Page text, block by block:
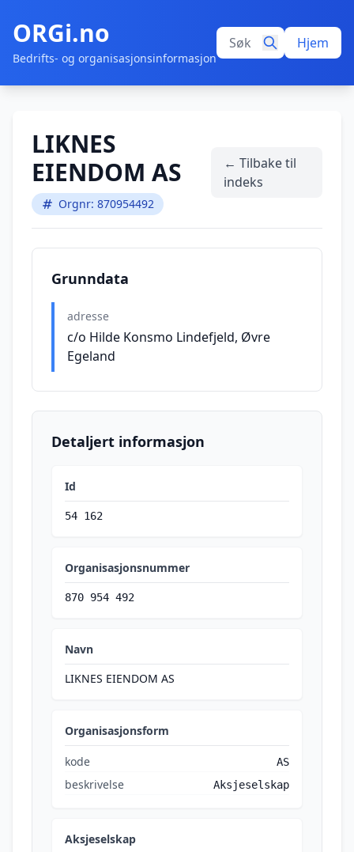
ORGi.no
Bedrifts- og organisasjonsinformasjon
Hjem
LIKNES
EIENDOM AS
Orgnr: 870954492
← Tilbake til
indeks
Grunndata
adresse
c/o Hilde Konsmo Lindefjeld, Øvre
Egeland
Detaljert informasjon
Id
54 162
Organisasjonsnummer
870 954 492
Navn
LIKNES EIENDOM AS
Organisasjonsform
kode AS
beskrivelse Aksjeselskap
Aksjeselskap